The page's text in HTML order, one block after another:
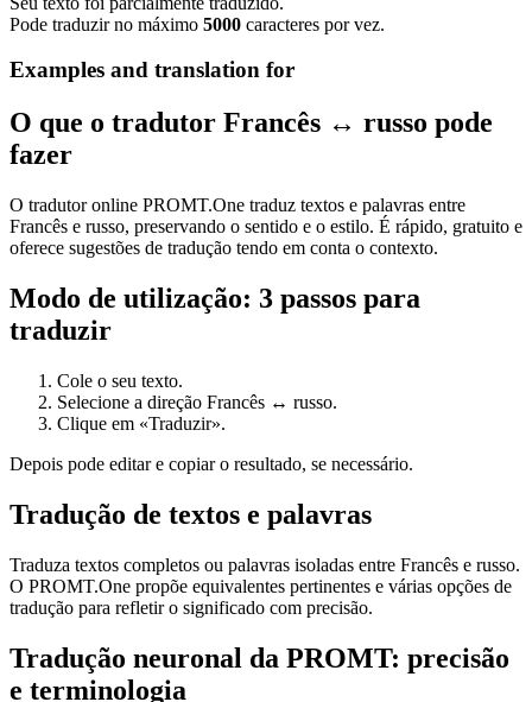
Pode traduzir no máximo 5000 caracteres por vez.
Examples and translation for
O que o tradutor Francês ↔ russo pode
fazer
O tradutor online PROMT.One traduz textos e palavras entre
Francês e russo, preservando o sentido e o estilo. É rápido, gratuito e
oferece sugestões de tradução tendo em conta o contexto.
Modo de utilização: 3 passos para
traduzir
Cole o seu texto.
Selecione a direção Francês ↔ russo.
Clique em «Traduzir».
Depois pode editar e copiar o resultado, se necessário.
Tradução de textos e palavras
Traduza textos completos ou palavras isoladas entre Francês e russo.
O PROMT.One propõe equivalentes pertinentes e várias opções de
tradução para refletir o significado com precisão.
Tradução neuronal da PROMT: precisão
e terminologia